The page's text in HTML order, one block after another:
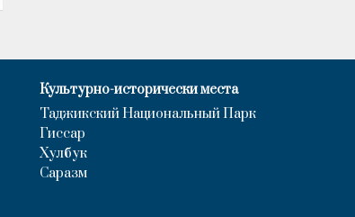
Культурно-исторически места
Таджикский Национальный Парк
Гиссар
Хулбук
Саразм